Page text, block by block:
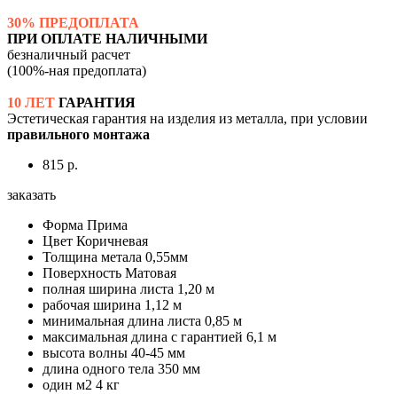
30% ПРЕДОПЛАТА
ПРИ ОПЛАТЕ НАЛИЧНЫМИ
безналичный расчет
(100%-ная предоплата)
10 ЛЕТ ГАРАНТИЯ
Эстетическая гарантия на изделия из металла, при условии
правильного монтажа
815 р.
заказать
Форма Прима
Цвет Коричневая
Толщина метала 0,55мм
Поверхность Матовая
полная ширина листа 1,20 м
рабочая ширина 1,12 м
минимальная длина листа 0,85 м
максимальная длина с гарантией 6,1 м
высота волны 40-45 мм
длина одного тела 350 мм
один м2 4 кг